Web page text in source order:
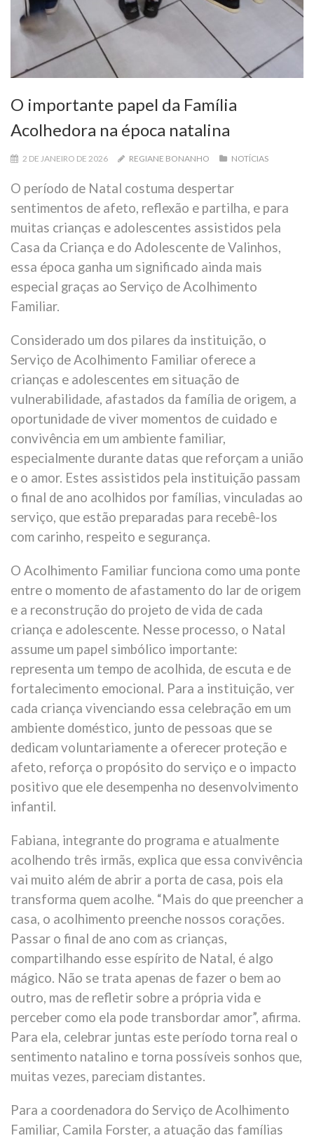
O importante papel da Família
Acolhedora na época natalina
2 DE JANEIRO DE 2026 REGIANE BONANHO NOTÍCIAS
O período de Natal costuma despertar
sentimentos de afeto, reflexão e partilha, e para
muitas crianças e adolescentes assistidos pela
Casa da Criança e do Adolescente de Valinhos,
essa época ganha um significado ainda mais
especial graças ao Serviço de Acolhimento
Familiar.
Considerado um dos pilares da instituição, o
Serviço de Acolhimento Familiar oferece a
crianças e adolescentes em situação de
vulnerabilidade, afastados da família de origem, a
oportunidade de viver momentos de cuidado e
convivência em um ambiente familiar,
especialmente durante datas que reforçam a união
e o amor. Estes assistidos pela instituição passam
o final de ano acolhidos por famílias, vinculadas ao
serviço, que estão preparadas para recebê-los
com carinho, respeito e segurança.
O Acolhimento Familiar funciona como uma ponte
entre o momento de afastamento do lar de origem
e a reconstrução do projeto de vida de cada
criança e adolescente. Nesse processo, o Natal
assume um papel simbólico importante:
representa um tempo de acolhida, de escuta e de
fortalecimento emocional. Para a instituição, ver
cada criança vivenciando essa celebração em um
ambiente doméstico, junto de pessoas que se
dedicam voluntariamente a oferecer proteção e
afeto, reforça o propósito do serviço e o impacto
positivo que ele desempenha no desenvolvimento
infantil.
Fabiana, integrante do programa e atualmente
acolhendo três irmãs, explica que essa convivência
vai muito além de abrir a porta de casa, pois ela
transforma quem acolhe. “Mais do que preencher a
casa, o acolhimento preenche nossos corações.
Passar o final de ano com as crianças,
compartilhando esse espírito de Natal, é algo
mágico. Não se trata apenas de fazer o bem ao
outro, mas de refletir sobre a própria vida e
perceber como ela pode transbordar amor”, afirma.
Para ela, celebrar juntas este período torna real o
sentimento natalino e torna possíveis sonhos que,
muitas vezes, pareciam distantes.
Para a coordenadora do Serviço de Acolhimento
Familiar, Camila Forster, a atuação das famílias